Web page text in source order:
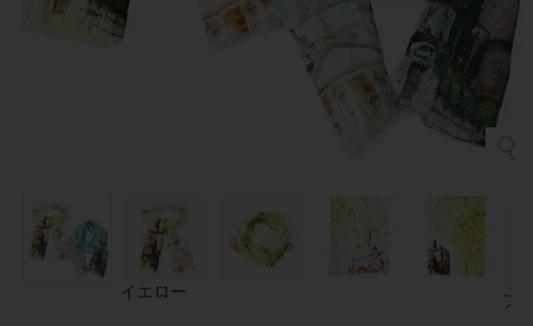
イエロー ブ